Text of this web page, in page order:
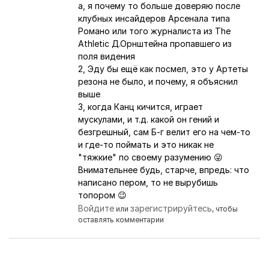
a, я почему то больше доверяю после
клубных инсайдеров Арсенала типа
Романо или того журналиста из The
Athletic Д.Орнштейна пропавшего из
поля видения
2, Эду бы ещё как посмел, это у Артеты
резона не было, и почему, я объяснил
выше
3, когда Канц кичится, играет
мускулами, и т.д. какой он гений и
безгрешный, сам Б-г велит его на чем-то
и где-то поймать и это никак не
"тяжкие" по своему разумению 😜
Внимательнее будь, старче, впредь: что
написано пером, то не вырубишь
топором 😉
Войдите илизарегистрируйтесь, чтобы
оставлять комментарии